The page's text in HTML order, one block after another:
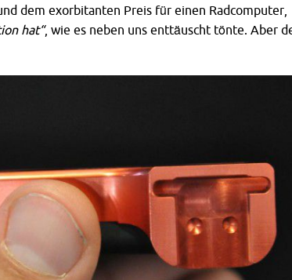
dem exorbitanten Preis für einen Radcomputer,
hat“, wie es neben uns enttäuscht tönte. Aber